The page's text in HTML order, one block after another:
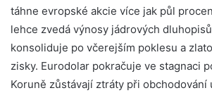
táhne evropské akcie více jak půl
lehce zvedá výnosy jádrových
konsoliduje po včerejším poklesu a
zisky. Eurodolar pokračuje ve stagnaci
Koruně zůstávají ztráty při obchodování